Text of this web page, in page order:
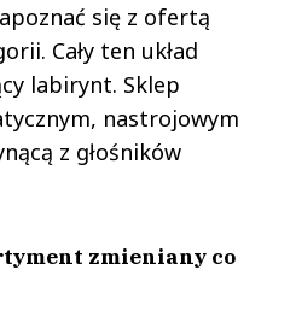
się z ofertą
Cały ten układ
labirynt. Sklep
nastrojowym
z głośników
zmieniany co